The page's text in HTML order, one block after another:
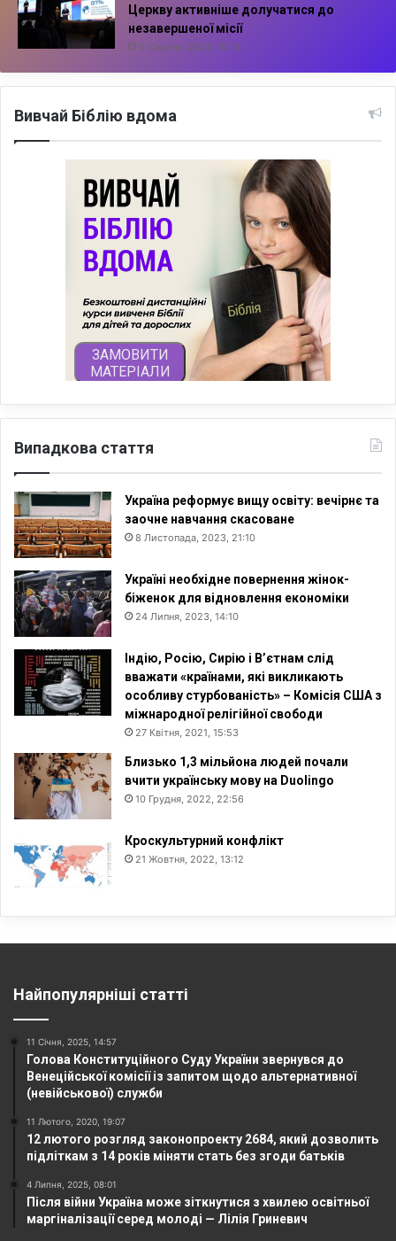
Церкву активніше долучатися до
незавершеної місії
5 Серпня, 2026, 10:14
Вивчай Біблію вдома
Випадкова стаття
Україна реформує вищу освіту: вечірнє та
заочне навчання скасоване
8 Листопада, 2023, 21:10
Україні необхідне повернення жінок-
біженок для відновлення економіки
24 Липня, 2023, 14:10
Індію, Росію, Сирію і В’єтнам слід
вважати «країнами, які викликають
особливу стурбованість» – Комісія США з
міжнародної релігійної свободи
27 Квітня, 2021, 15:53
Близько 1,3 мільйона людей почали
вчити українську мову на Duolingo
10 Грудня, 2022, 22:56
Кроскультурний конфлікт
21 Жовтня, 2022, 13:12
Найпопулярніші статті
11 Січня, 2025, 14:57
Голова Конституційного Суду України звернувся до
Венеційської комісії із запитом щодо альтернативної
(невійськової) служби
11 Лютого, 2020, 19:07
12 лютого розгляд законопроекту 2684, який дозволить
підліткам з 14 років міняти стать без згоди батьків
4 Липня, 2025, 08:01
Після війни Україна може зіткнутися з хвилею освітньої
маргіналізації серед молоді — Лілія Гриневич